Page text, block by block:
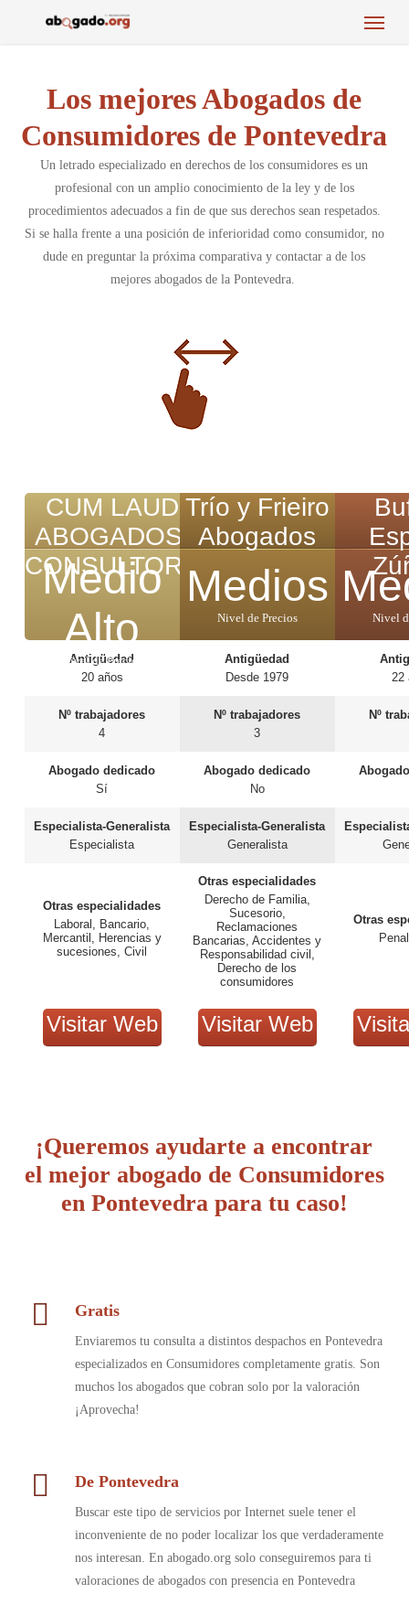
Menu
Los mejores Abogados de
Consumidores de Pontevedra
Un letrado especializado en derechos de los consumidores es un
profesional con un amplio conocimiento de la ley y de los
procedimientos adecuados a fin de que sus derechos sean respetados.
Si se halla frente a una posición de inferioridad como consumidor, no
dude en preguntar la próxima comparativa y contactar a de los
mejores abogados de la Pontevedra.
CUM LAUDE
ABOGADOS &
CONSULTORES
Medio
Alto
Nivel de Precios
Antigüedad
20 años
Nº trabajadores
4
Abogado dedicado
Sí
Especialista-Generalista
Especialista
Otras especialidades
Laboral, Bancario,
Mercantil, Herencias y
sucesiones, Civil
Visitar Web
Trío y Frieiro
Abogados
Medios
Nivel de Precios
Antigüedad
Desde 1979
Nº trabajadores
3
Abogado dedicado
No
Especialista-Generalista
Generalista
Otras especialidades
Derecho de Familia,
Sucesorio,
Reclamaciones
Bancarias, Accidentes y
Responsabilidad civil,
Derecho de los
consumidores
Visitar Web
Nivel
22
Nº
Otras
¡Queremos ayudarte a encontrar
el mejor abogado de Consumidores
en Pontevedra para tu caso!
Gratis
Enviaremos tu consulta a distintos despachos en Pontevedra
especializados en Consumidores completamente gratis. Son
muchos los abogados que cobran solo por la valoración
¡Aprovecha!
De Pontevedra
Buscar este tipo de servicios por Internet suele tener el
inconveniente de no poder localizar los que verdaderamente
nos interesan. En abogado.org solo conseguiremos para ti
valoraciones de abogados con presencia en Pontevedra